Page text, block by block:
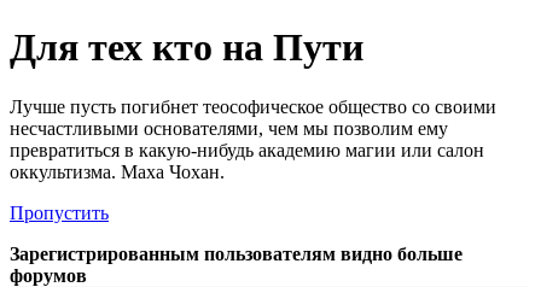
Для тех кто на Пути
Лучше пусть погибнет теософическое общество со своими
несчастливыми основателями, чем мы позволим ему
превратиться в какую-нибудь академию магии или салон
оккультизма. Маха Чохан.
Пропустить
Зарегистрированным пользователям видно больше
форумов